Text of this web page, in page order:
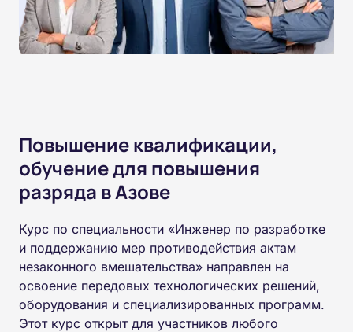
Повышение квалификации,
обучение для повышения
разряда в Азове
Курс по специальности «Инженер по разработке
и поддержанию мер противодействия актам
незаконного вмешательства» направлен на
освоение передовых технологических решений,
оборудования и специализированных программ.
Этот курс открыт для участников любого